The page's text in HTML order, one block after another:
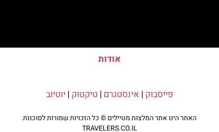
אודות
פייסבוק | אינסטגרם | טיקטוק | יוטיוב
האתר הינו אתר המלצות מטיילים © כל הזכויות שמורות לסוכנות
TRAVELERS.CO.IL